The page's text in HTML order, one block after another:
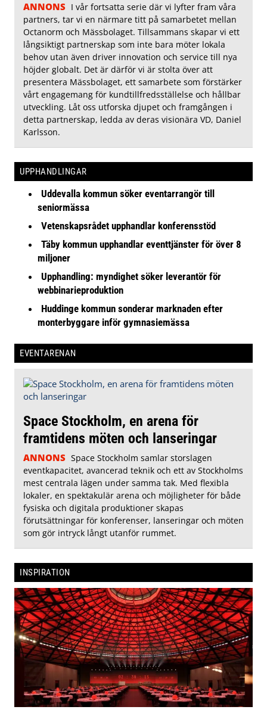
ANNONS I vår fortsatta serie där vi lyfter fram våra
partners, tar vi en närmare titt på samarbetet mellan
Octanorm och Mässbolaget. Tillsammans skapar vi ett
långsiktigt partnerskap som inte bara möter lokala
behov utan även driver innovation och service till nya
höjder globalt. Det är därför vi är stolta över att
presentera Mässbolaget, ett samarbete som förstärker
vårt engagemang för kundtillfredsställelse och hållbar
utveckling. Låt oss utforska djupet och framgången i
detta partnerskap, ledda av deras visionära VD, Daniel
Karlsson.
UPPHANDLINGAR
Uddevalla kommun söker eventarrangör till
seniormässa
Vetenskapsrådet upphandlar konferensstöd
Täby kommun upphandlar eventtjänster för över 8
miljoner
Upphandling: myndighet söker leverantör för
webbinarieproduktion
Huddinge kommun sonderar marknaden efter
monterbyggare inför gymnasiemässa
EVENTARENAN
Space Stockholm, en arena för
framtidens möten och lanseringar
ANNONS Space Stockholm samlar storslagen
eventkapacitet, avancerad teknik och ett av Stockholms
mest centrala lägen under samma tak. Med flexibla
lokaler, en spektakulär arena och möjligheter för både
fysiska och digitala produktioner skapas
förutsättningar för konferenser, lanseringar och möten
som gör intryck långt utanför rummet.
INSPIRATION